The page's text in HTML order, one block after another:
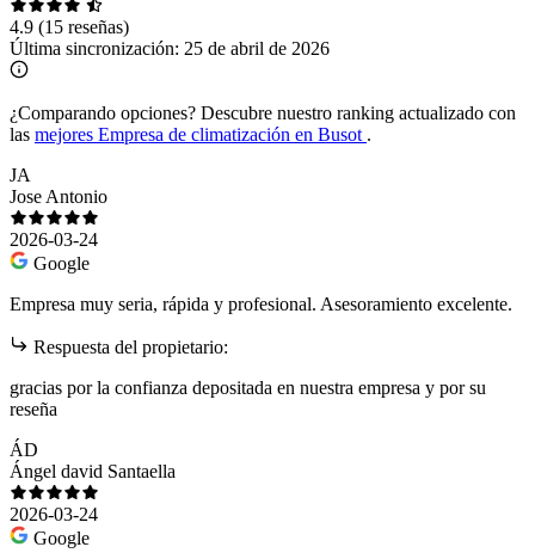
4.9 (15 reseñas)
Última sincronización: 25 de abril de 2026
¿Comparando opciones? Descubre nuestro ranking actualizado con
las mejores Empresa de climatización en Busot .
JA
Jose Antonio
2026-03-24
Google
Empresa muy seria, rápida y profesional. Asesoramiento excelente.
Respuesta del propietario:
gracias por la confianza depositada en nuestra empresa y por su
reseña
ÁD
Ángel david Santaella
2026-03-24
Google